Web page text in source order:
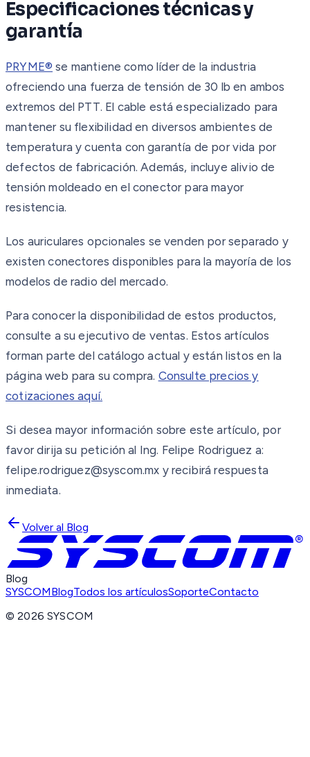
Especificaciones técnicas y
garantía
PRYME® se mantiene como líder de la industria
ofreciendo una fuerza de tensión de 30 lb en ambos
extremos del PTT. El cable está especializado para
mantener su flexibilidad en diversos ambientes de
temperatura y cuenta con garantía de por vida por
defectos de fabricación. Además, incluye alivio de
tensión moldeado en el conector para mayor
resistencia.
Los auriculares opcionales se venden por separado y
existen conectores disponibles para la mayoría de los
modelos de radio del mercado.
Para conocer la disponibilidad de estos productos,
consulte a su ejecutivo de ventas. Estos artículos
forman parte del catálogo actual y están listos en la
página web para su compra. Consulte precios y
cotizaciones aquí.
Si desea mayor información sobre este artículo, por
favor dirija su petición al Ing. Felipe Rodriguez a:
felipe.rodriguez@syscom.mx y recibirá respuesta
inmediata.
Volver al Blog
Blog
SYSCOMBlogTodos los artículosSoporteContacto
©2026 SYSCOM